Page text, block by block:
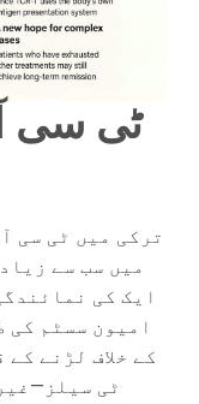
ٹی سی
ترکی میں ٹی سی
میں سب سے
ایک کی
امیون سسٹم کی
کے خلاف لڑنے
ٹی